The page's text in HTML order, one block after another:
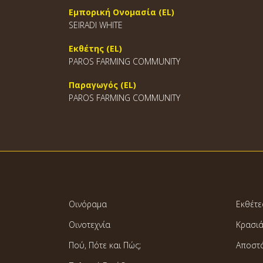
Εμπορική Ονομασία (EL)
SEIRADI WHITE
Εκθέτης (EL)
PAROS FARMING COMMUNITY
Παραγωγός (EL)
PAROS FARMING COMMUNITY
Οινόραμα
Οινοτεχνία
Πού, Πότε και Πώς;
Κρασιά